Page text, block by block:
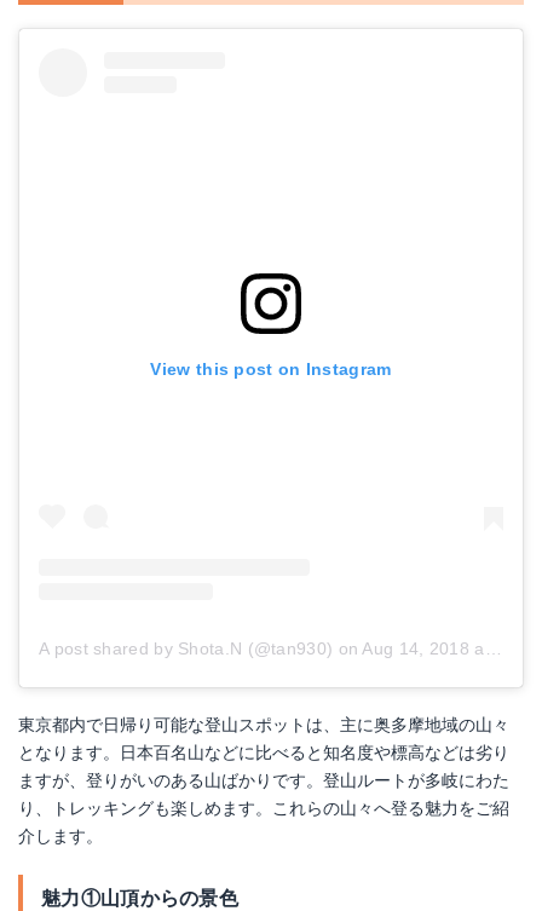
View this post on Instagram
A post shared by Shota.N (@tan930) on Aug 14, 2018 at 10:59pm PDT
東京都内で日帰り可能な登山スポットは、主に奥多摩地域の山々
となります。日本百名山などに比べると知名度や標高などは劣り
ますが、登りがいのある山ばかりです。登山ルートが多岐にわた
り、トレッキングも楽しめます。これらの山々へ登る魅力をご紹
介します。
魅力①山頂からの景色